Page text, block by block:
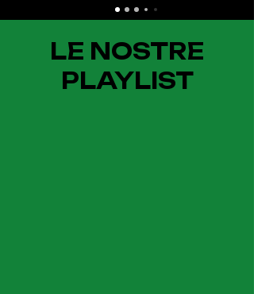
LE NOSTRE
PLAYLIST